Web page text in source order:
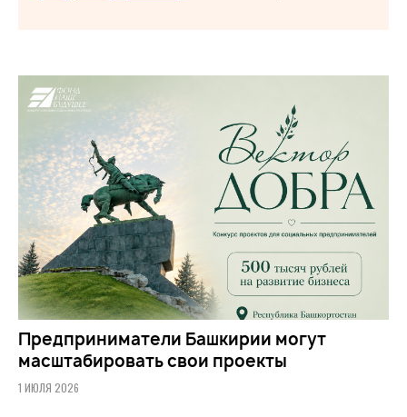
Предприниматели Башкирии могут
масштабировать свои проекты
1 ИЮЛЯ 2026